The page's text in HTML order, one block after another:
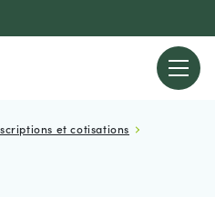
et cotisations